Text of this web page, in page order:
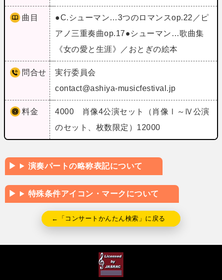
曲目
●C.シューマン…3つのロマンスop.22／ピ
アノ三重奏曲op.17●シューマン…歌曲集
《女の愛と生涯》／おとぎの絵本
問合せ
実行委員会
contact@ashiya-musicfestival.jp
料金
4000 肖像4公演セット（肖像Ⅰ～Ⅳ公演
のセット、枚数限定）12000
演奏パートの略称表記について
特殊条件アイコン・マークについて
←「コンサートかんたん検索」に戻る